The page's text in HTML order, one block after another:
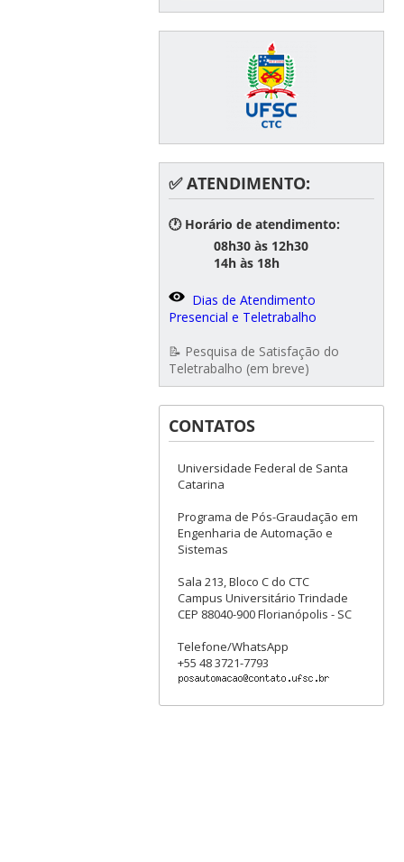
✅ ATENDIMENTO:
🕐 Horário de atendimento:
08h30 às 12h30
14h às 18h
Dias de Atendimento
Presencial e Teletrabalho
📝 Pesquisa de Satisfação do
Teletrabalho (em breve)
CONTATOS
Universidade Federal de Santa
Catarina
Programa de Pós-Graudação em
Engenharia de Automação e
Sistemas
Sala 213, Bloco C do CTC
Campus Universitário Trindade
CEP 88040-900 Florianópolis - SC
Telefone/WhatsApp
+55 48 3721-7793